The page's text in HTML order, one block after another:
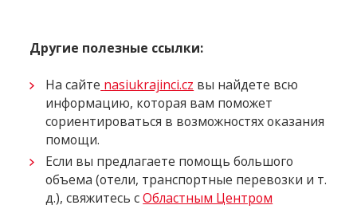
Другие полезные ссылки:
На сайте nasiukrajinci.cz вы найдете всю
информацию, которая вам поможет
сориентироваться в возможностях оказания
помощи.
Если вы предлагаете помощь большого
объема (отели, транспортные перевозки и т.
д.), свяжитесь сОбластным Центром